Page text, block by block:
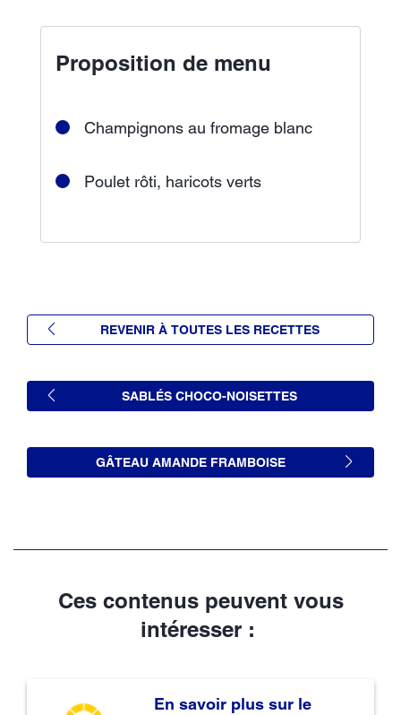
Proposition de menu
Champignons au fromage blanc
Poulet rôti, haricots verts
REVENIR À TOUTES LES RECETTES
SABLÉS CHOCO-NOISETTES
GÂTEAU AMANDE FRAMBOISE
Ces contenus peuvent vous
intéresser :
En savoir plus sur le